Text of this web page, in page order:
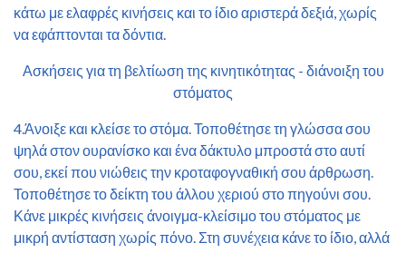
κάτω με ελαφρές κινήσεις και το ίδιο αριστερά δεξιά, χωρίς
να εφάπτονται τα δόντια.
Ασκήσεις για τη βελτίωση της κινητικότητας - διάνοιξη του
στόματος
4.Άνοιξε και κλείσε το στόμα. Τοποθέτησε τη γλώσσα σου
ψηλά στον ουρανίσκο και ένα δάκτυλο μπροστά στο αυτί
σου, εκεί που νιώθεις την κροταφογναθική σου άρθρωση.
Τοποθέτησε το δείκτη του άλλου χεριού στο πηγούνι σου.
Κάνε μικρές κινήσεις άνοιγμα-κλείσιμο του στόματος με
μικρή αντίσταση χωρίς πόνο. Στη συνέχεια κάνε το ίδιο, αλλά